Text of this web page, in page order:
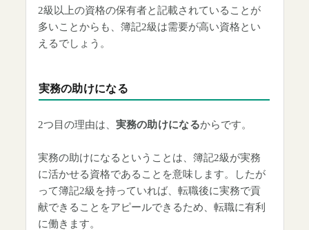
2級以上の資格の保有者と記載されていることが
多いことからも、簿記2級は需要が高い資格とい
えるでしょう。
実務の助けになる
2つ目の理由は、 実務の助けになるからです。
実務の助けになるということは、簿記2級が実務
に活かせる資格であることを意味します。したが
って簿記2級を持っていれば、転職後に実務で貢
献できることをアピールできるため、転職に有利
に働きます。